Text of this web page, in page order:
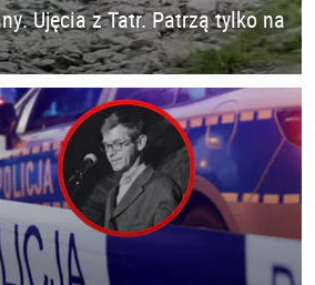
Ujęcia z Tatr. Patrzą tylko na